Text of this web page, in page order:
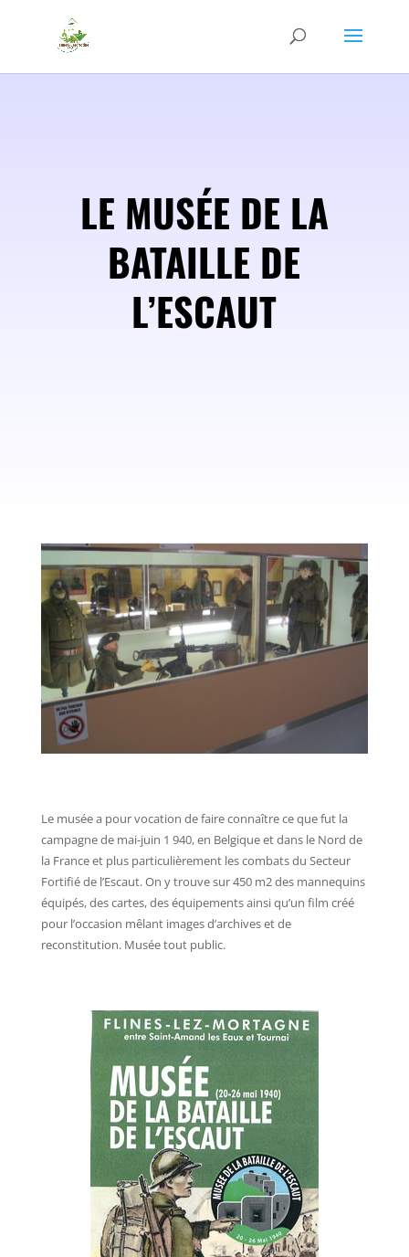
LE MUSÉE DE LA
BATAILLE DE
L’ESCAUT
Le musée a pour vocation de faire connaître ce que fut la
campagne de mai-juin 1 940, en Belgique et dans le Nord de
la France et plus particulièrement les combats du Secteur
Fortifié de l’Escaut. On y trouve sur 450 m2 des mannequins
équipés, des cartes, des équipements ainsi qu’un film créé
pour l’occasion mêlant images d’archives et de
reconstitution. Musée tout public.